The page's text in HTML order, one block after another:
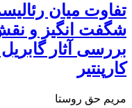
تفاوت میان
شگفت انگیز و نقش
بررسی آثار
کارپنتیر
مریم حق روستا